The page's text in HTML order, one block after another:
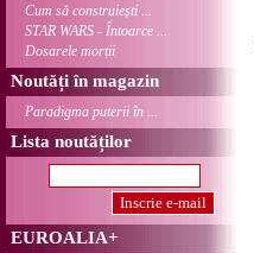
Cum să construiești ...
STAR WARS - Întoarce ...
Dosarele morții
Noutăți în magazin
Paradigma puterii în ...
Lista noutăților
EUROALIA+